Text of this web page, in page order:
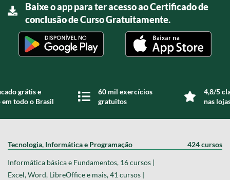
Baixe o app para ter acesso ao Certificado de
conclusão de Curso Gratuitamente.
grátis e
todo o Brasil
60 mil exercícios
gratuitos
4,8/5
nas
Tecnologia, Informática e Programação 424 cursos
Informática básica e Fundamentos, 16 cursos |
Excel, Word, LibreOffice e mais, 41 cursos |